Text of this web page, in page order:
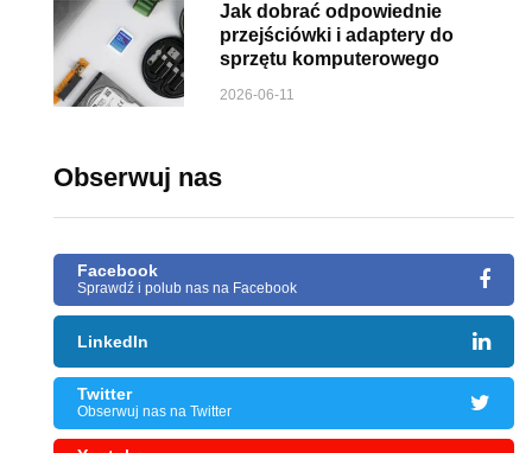
Jak dobrać odpowiednie
przejściówki i adaptery do
sprzętu komputerowego
2026-06-11
Obserwuj nas
Facebook
Sprawdź i polub nas na Facebook
LinkedIn
Twitter
Obserwuj nas na Twitter